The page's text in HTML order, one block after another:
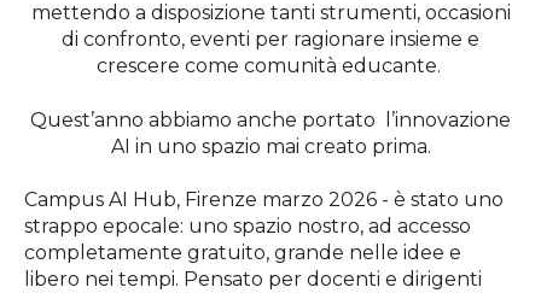
mettendo a disposizione tanti strumenti, occasioni
di confronto, eventi per ragionare insieme e
crescere come comunità educante.
Quest’anno abbiamo anche portato l’innovazione
AI in uno spazio mai creato prima.
Campus AI Hub, Firenze marzo 2026 - è stato uno
strappo epocale: uno spazio nostro, ad accesso
completamente gratuito, grande nelle idee e
libero nei tempi. Pensato per docenti e dirigenti